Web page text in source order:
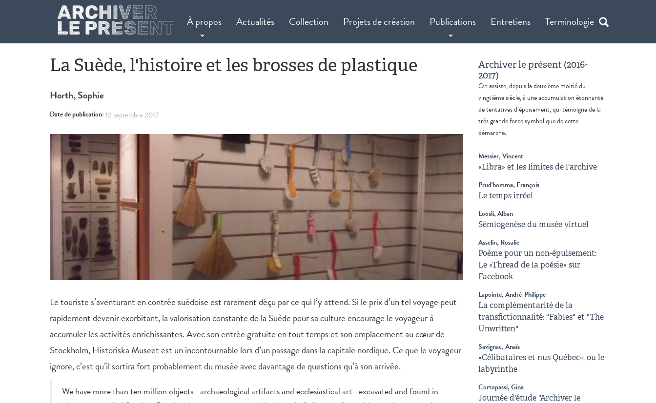
Aller au contenu principal
À propos Actualités Collection Projets de création Publications Entretiens Terminologie
La Suède, l'histoire et les brosses de plastique
Horth, Sophie
Date de publication:12 septembre 2017
Le touriste s’aventurant en contrée suédoise est rarement déçu par ce qui l’y attend. Si le prix d’un tel voyage peut
rapidement devenir exorbitant, la valorisation constante de la Suède pour sa culture encourage le voyageur à
accumuler les activités enrichissantes. Avec son entrée gratuite en tout temps et son emplacement au cœur de
Stockholm, Historiska Museet est un incontournable lors d’un passage dans la capitale nordique. Ce que le voyageur
ignore, c’est qu’il sortira fort probablement du musée avec davantage de questions qu’à son arrivée.
We have more than ten million objects –archaeological artifacts and ecclesiastical art– excavated and found in
Archiver le présent (2016-
2017)
On assiste, depuis la deuxième moitié du
vingtième siècle, à une accumulation étonnante
de tentatives d’épuisement, qui témoigne de la
très grande force symbolique de cette
démarche.
Messier, Vincent
«Libra» et les limites de l'archive
Prud'homme, François
Le temps irréel
Loosli, Alban
Sémiogenèse du musée virtuel
Asselin, Rosalie
Poème pour un non-épuisement:
Le «Thread de la poésie» sur
Facebook
Lapointe, André-Philippe
La complémentarité de la
transfictionnalité: "Fables" et "The
Unwritten"
Savignac, Anaïs
«Célibataires et nus Québec», ou le
labyrinthe
Cortopassi, Gina
Journée d'étude "Archiver le